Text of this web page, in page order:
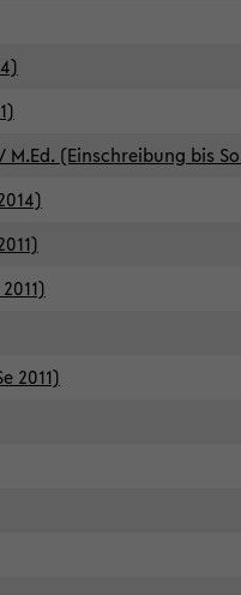
(Einschreibung bis
2011)